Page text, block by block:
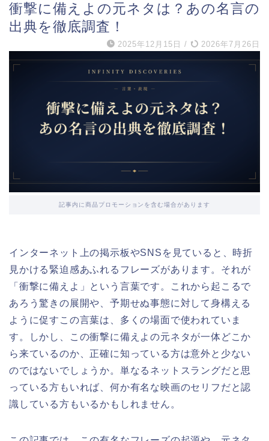
衝撃に備えよの元ネタは？あの名言の
出典を徹底調査！
2025年12月15日 / 2026年7月26日
記事内に商品プロモーションを含む場合があります
インターネット上の掲示板やSNSを見ていると、時折
見かける緊迫感あふれるフレーズがあります。それが
「衝撃に備えよ」という言葉です。これから起こるで
あろう驚きの展開や、予期せぬ事態に対して身構える
ように促すこの言葉は、多くの場面で使われていま
す。しかし、この衝撃に備えよの元ネタが一体どこか
ら来ているのか、正確に知っている方は意外と少ない
のではないでしょうか。単なるネットスラングだと思
っている方もいれば、何か有名な映画のセリフだと認
識している方もいるかもしれません。